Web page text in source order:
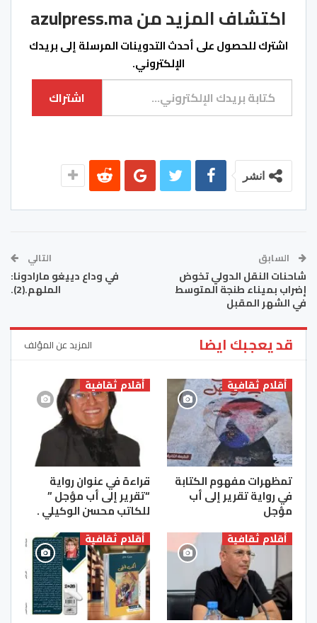
اكتشاف المزيد من azulpress.ma
اشترك للحصول على أحدث التدوينات المرسلة إلى بريدك
الإلكتروني.
كتابة بريدك الإلكتروني...
اشتراك
انشر
السابق
شاحنات النقل الدولي تخوض
إضراب بميناء طنجة المتوسط
في الشهر المقبل
التالي
في وداع دييغو مارادونا:
الملهم.(2).
قد يعجبك ايضا المزيد عن المؤلف
أقلام ثقافية
تمظهرات مفهوم الكتابة
في رواية تقرير إلى أب
مؤجل
أقلام ثقافية
قراءة في عنوان رواية
“تقرير إلى أب مؤجل ”
للكاتب محسن الوكيلي .
أقلام ثقافية أقلام ثقافية